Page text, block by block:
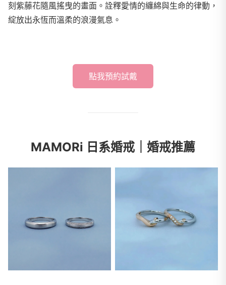
刻紫藤花隨風搖曳的畫面。詮釋愛情的纏綿與生命的律動，
綻放出永恆而溫柔的浪漫氣息。
點我預約試戴
MAMORi 日系婚戒｜婚戒推薦